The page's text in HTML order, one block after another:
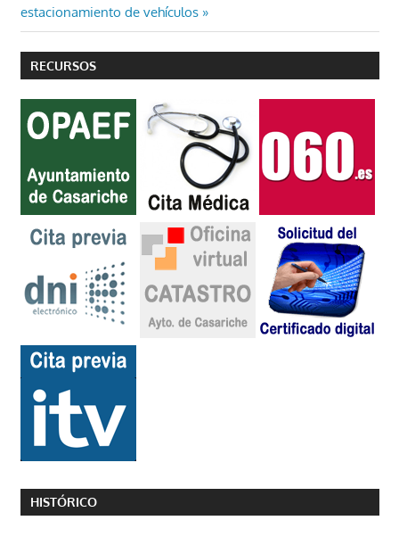
entradas
siguiente:
estacionamiento de vehículos
RECURSOS
HISTÓRICO